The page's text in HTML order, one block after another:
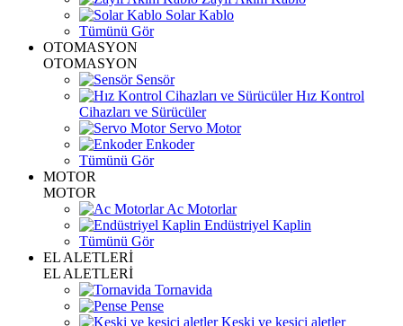
Solar Kablo
Tümünü Gör
OTOMASYON
OTOMASYON
Sensör
Hız Kontrol
Cihazları ve Sürücüler
Servo Motor
Enkoder
Tümünü Gör
MOTOR
MOTOR
Ac Motorlar
Endüstriyel Kaplin
Tümünü Gör
EL ALETLERİ
EL ALETLERİ
Tornavida
Pense
Keski ve kesici aletler